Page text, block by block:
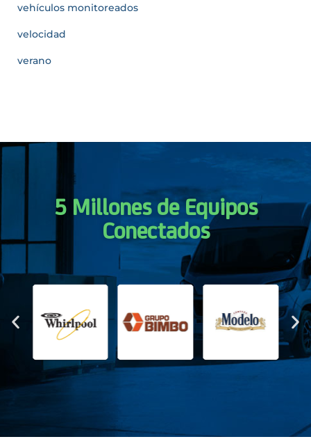
vehículos monitoreados
velocidad
verano
5 Millones de Equipos
Conectados